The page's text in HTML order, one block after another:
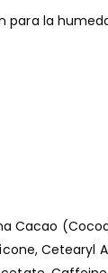
la
Cacao